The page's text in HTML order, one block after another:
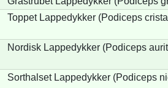
Toppet Lappedykker (Podiceps
Nordisk Lappedykker (Podiceps
Sorthalset Lappedykker (Podiceps